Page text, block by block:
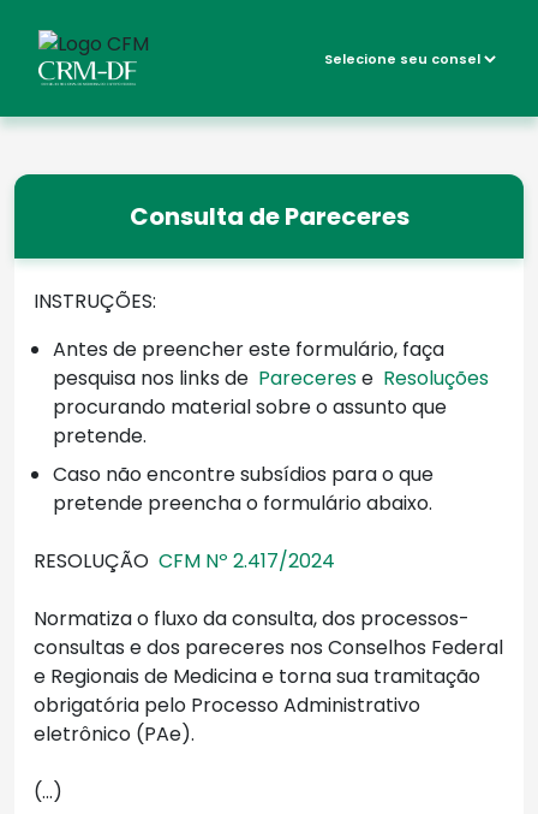
Consulta de Pareceres
INSTRUÇÕES:
Antes de preencher este formulário, faça
pesquisa nos links de Parecerese Resoluções
procurando material sobre o assunto que
pretende.
Caso não encontre subsídios para o que
pretende preencha o formulário abaixo.
RESOLUÇÃO CFM Nº 2.417/2024
Normatiza o fluxo da consulta, dos processos-
consultas e dos pareceres nos Conselhos Federal
e Regionais de Medicina e torna sua tramitação
obrigatória pelo Processo Administrativo
eletrônico (PAe).
(...)